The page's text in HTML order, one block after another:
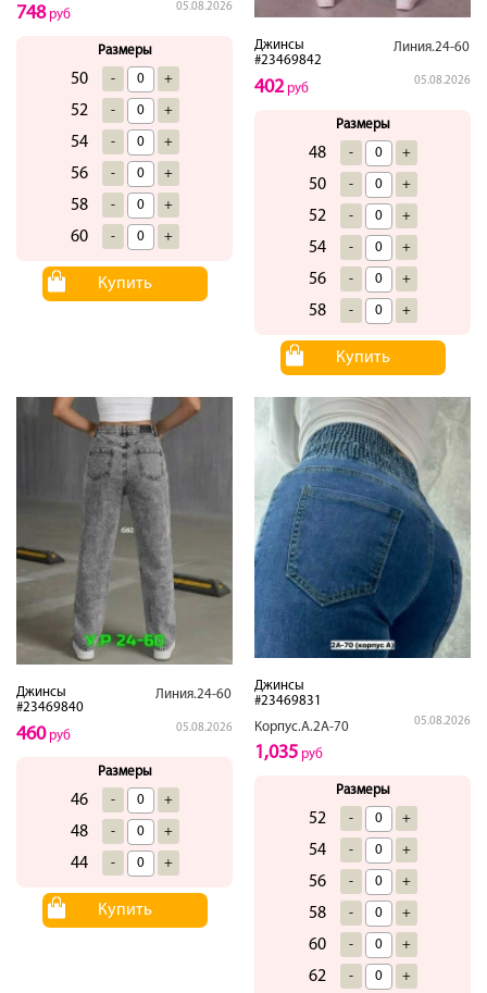
05.08.2026
748руб
Размеры
50 - +
52 - +
54 - +
56 - +
58 - +
60 - +
Купить
Джинсы
#23469842
Линия.24-60
05.08.2026
402руб
Размеры
48 - +
50 - +
52 - +
54 - +
56 - +
58 - +
Купить
Джинсы
#23469840
Линия.24-60
05.08.2026
460руб
Размеры
46 - +
48 - +
44 - +
Купить
Джинсы
#23469831
Корпус.А.2А-70
05.08.2026
1,035 руб
Размеры
52 - +
54 - +
56 - +
58 - +
60 - +
62 - +